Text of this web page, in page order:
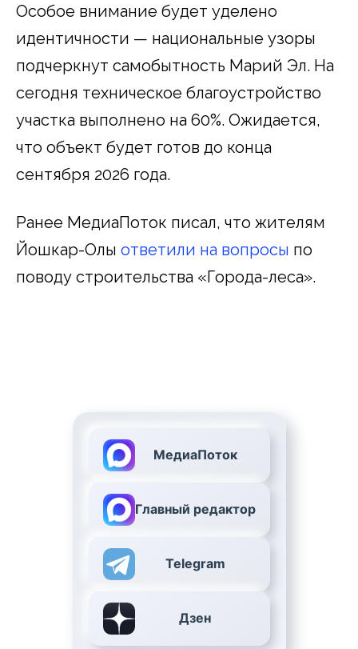
Особое внимание будет уделено
идентичности — национальные узоры
подчеркнут самобытность Марий Эл. На
сегодня техническое благоустройство
участка выполнено на 60%. Ожидается,
что объект будет готов до конца
сентября 2026 года.
Ранее МедиаПоток писал, что жителям
Йошкар-Олы ответили на вопросы по
поводу строительства «Города-леса».
МедиаПоток
Главный редактор
Telegram
Дзен